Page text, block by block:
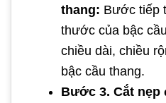
thang: Bước tiếp
thước của bậc
chiều dài, chiều
bậc cầu thang.
Bước 3. Cắt